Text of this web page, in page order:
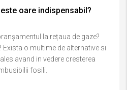
oare indispensabil?
la rețaua de gaze?
Exista o multime de alternative si
avand in vedere cresterea
fosili.